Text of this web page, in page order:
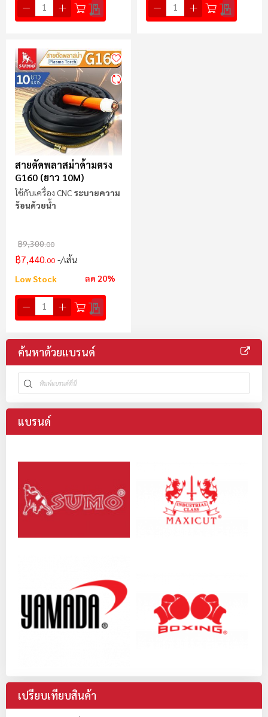
สายตัดพลาสม่าด้ามตรง
G160 (ยาว 10M)
ใช้กับเครื่อง CNC ระบายความ
ร้อนด้วยน้ำ
฿9,300.00
฿7,440.00 /เส้น
Low Stock ลด 20%
ค้นหาด้วยแบรนด์
แบรนด์
เปรียบเทียบสินค้า